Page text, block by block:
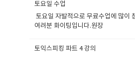
토요일 수업
토요일 자발적으로 무료수업에 많이
여려분 화이팅입니다.원장​
토익스피킹 파트 4 강의